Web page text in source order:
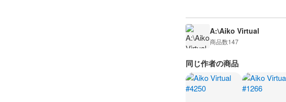
A:\Aiko Virtual
商品数147
同じ作者の商品